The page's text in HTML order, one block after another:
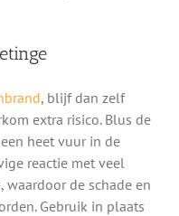
, blijf dan zelf
extra risico. Blus de
heet vuur in de
reactie met veel
de schade en
Gebruik in plaats